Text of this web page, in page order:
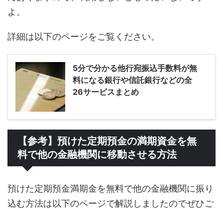
よ。
詳細は以下のページをご覧ください。
5分で分かる他行宛振込手数料が無
料になる銀行や信託銀行などの全
26サービスまとめ
【参考】預けた定期預金の満期資金を無
料で他の金融機関に移動させる方法
預けた定期預金満期金を無料で他の金融機関に振り
込む方法は以下のページで解説しましたのでぜひご